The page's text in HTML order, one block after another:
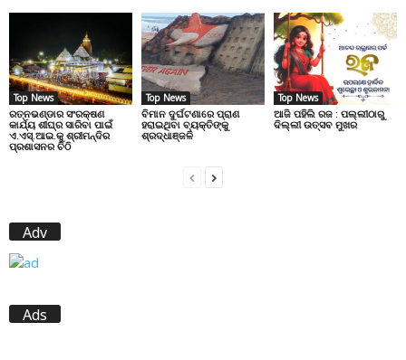
Top News
ରତ୍ନଭଣ୍ଡାର ସଂରକ୍ଷଣ
କାର୍ଯ୍ୟ ଶୀଘ୍ର ସାରିବା ପାଇଁ
ଏ.ଏସ୍.ଆଇ.କୁ ଶ୍ରୀମନ୍ଦିର
ପ୍ରଶାସନର ଚିଠି
Top News
ବିମାନ ଦୁର୍ଘଟଣାରେ ପ୍ରାଣ
ହରାଇଥିବା ବ୍ୟକ୍ତିଙ୍କୁ
ଶ୍ରଦ୍ଧାଞ୍ଜଳି
Top News
ଆଜି ପହିଲି ରଜ : ପଲ୍ଲୀଠାରୁ
ଦିଲ୍ଲୀ ଉତ୍ସବ ମୁଖର
Adv
Ads